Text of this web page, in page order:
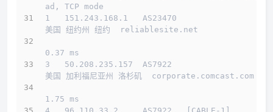
ad, TCP mode
1   151.243.168.1   AS23470
美国 纽约州 纽约  reliablesite.net
0.37 ms
3   50.208.235.157  AS7922
美国 加利福尼亚州 洛杉矶  corporate.comcast.com
1.75 ms